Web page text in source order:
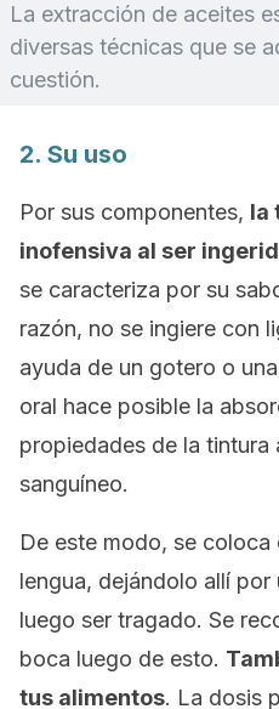
La extracción de aceites
diversas técnicas que se
cuestión.
2. Su uso
Por sus componentes, la
inofensiva al ser
se caracteriza por su
razón, no se ingiere con
ayuda de un gotero o
oral hace posible la
propiedades de la tintura
sanguíneo.
De este modo, se
lengua, dejándolo allí por
luego ser tragado. Se
boca luego de esto.
tus alimentos. La dosis